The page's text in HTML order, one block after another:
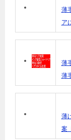
薄
ア
薄
薄
薄
案